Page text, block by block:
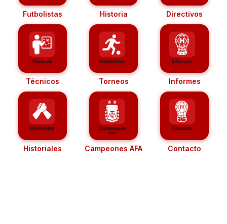
Futbolistas Historia Directivos
Técnicos Torneos Informes
Historiales Campeones AFA Contacto